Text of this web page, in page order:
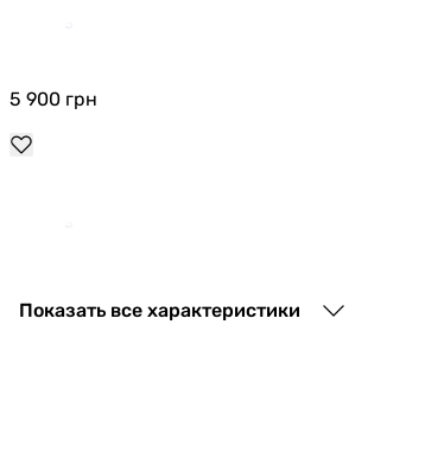
5 900 грн
2 068
Показать все характеристики